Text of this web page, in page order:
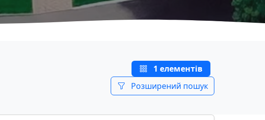
1 елементів
Розширений пошук